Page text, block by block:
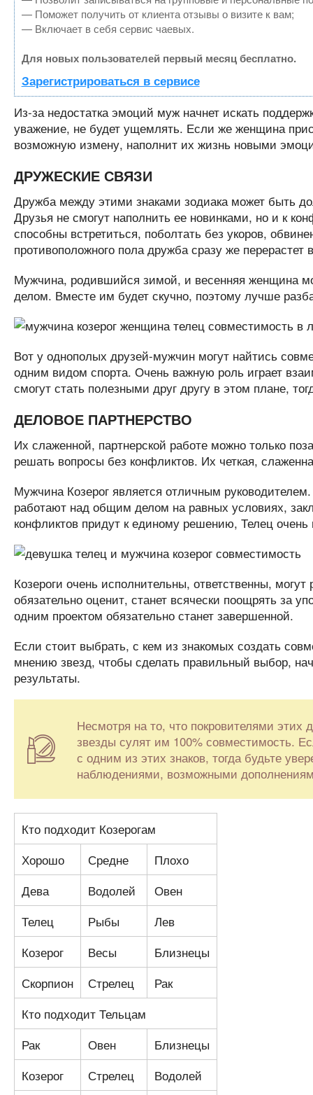
— Поможет получить от клиента отзывы о визите к вам;
— Включает в себя сервис чаевых.
Для новых пользователей первый месяц бесплатно.
Зарегистрироваться в сервисе
Из-за недостатка эмоций муж начнет искать
уважение, не будет ущемлять. Если же женщина
возможную измену, наполнит их жизнь новыми
ДРУЖЕСКИЕ СВЯЗИ
Дружба между этими знаками зодиака может быть
Друзья не смогут наполнить ее новинками, но и к
способны встретиться, поболтать без укоров,
противоположного пола дружба сразу же перерастет
Мужчина, родившийся зимой, и весенняя женщина
делом. Вместе им будет скучно, поэтому лучше
Вот у однополых друзей-мужчин могут найтись
одним видом спорта. Очень важную роль играет
смогут стать полезными друг другу в этом плане,
ДЕЛОВОЕ ПАРТНЕРСТВО
Их слаженной, партнерской работе можно только
решать вопросы без конфликтов. Их четкая,
Мужчина Козерог является отличным
работают над общим делом на равных условиях,
конфликтов придут к единому решению, Телец
Козероги очень исполнительны, ответственны,
обязательно оценит, станет всячески поощрять за
одним проектом обязательно станет завершенной.
Если стоит выбрать, с кем из знакомых создать
мнению звезд, чтобы сделать правильный выбор,
результаты.
Несмотря на то, что покровителями этих
звезды сулят им 100% совместимость.
с одним из этих знаков, тогда будьте
наблюдениями, возможными
Кто подходит Козерогам
Хорошо
Средне
Плохо
Дева
Водолей
Овен
Телец
Рыбы
Лев
Козерог
Весы
Близнецы
Скорпион
Стрелец
Рак
Кто подходит Тельцам
Рак
Овен
Близнецы
Козерог
Стрелец
Водолей